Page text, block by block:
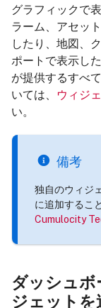
グラフィックで
ラーム、アセッ
したり、地図、
ポートで表示し
が提供するすべ
いては、
ウィジ
い。
備考
独自のウィジ
に追加するこ
Cumulocity
ダッシュ
ジェット